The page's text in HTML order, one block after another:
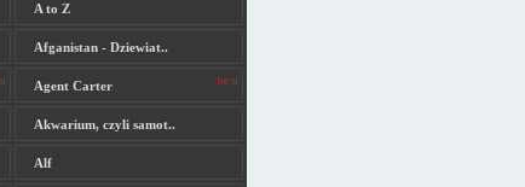
A to Z
Afganistan - Dziewiat..
Agent Carter
Akwarium, czyli samot..
Alf